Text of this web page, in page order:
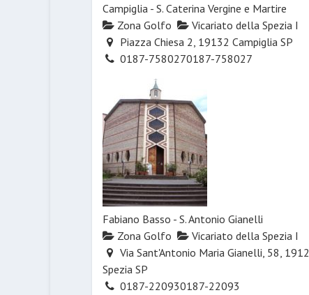
Campiglia - S. Caterina Vergine e Martire
Zona Golfo
Vicariato della Spezia I
Piazza Chiesa 2, 19132 Campiglia SP
0187-7580270187-758027
Fabiano Basso - S. Antonio Gianelli
Zona Golfo
Vicariato della Spezia I
Via Sant'Antonio Maria Gianelli, 58,
Spezia SP
0187-220930187-22093